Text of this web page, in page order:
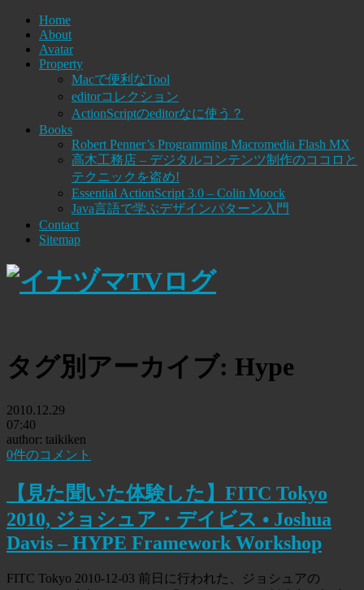
Home
About
Avatar
Property
Macで便利なTool
editorコレクション
ActionScriptのeditorなに使う？
Books
Robert Penner’s Programming Macromedia Flash MX
高木工務店 – デジタルコンテンツ制作のココロと
テクニックを盗め!
Essential ActionScript 3.0 – Colin Moock
Java言語で学ぶデザインパターン入門
Contact
Sitemap
タグ別アーカイブ: Hype
2010.12.29
07:40
author: taikiken
0件のコメント
【見た聞いた体験した】FITC Tokyo
2010, ジョシュア・デイビス • Joshua
Davis – HYPE Framework Workshop
FITC Tokyo 2010-12-03 前日に行われた、ジョシュアの